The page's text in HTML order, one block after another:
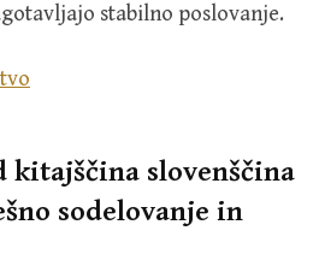
stabilno poslovanje.
kitajščina slovenščina
sodelovanje in